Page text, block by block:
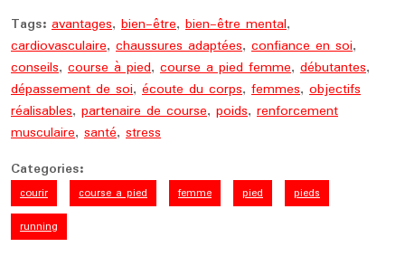
Tags: avantages, bien-être, bien-être mental,
cardiovasculaire, chaussures adaptées, confiance en soi,
conseils, course à pied, course a pied femme, débutantes,
dépassement de soi, écoute du corps, femmes, objectifs
réalisables, partenaire de course, poids, renforcement
musculaire, santé, stress
Categories:
courir course a pied femme pied
pieds
running